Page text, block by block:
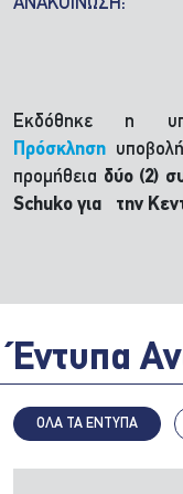
ΑΝΑΚΟΙΝΩΣΗ:
Εκδόθηκε η
Πρόσκληση
προμήθεια δύο (2)
Schuko για την
Έντυπα
ΟΛΑ ΤΑ ΕΝΤΥΠΑ